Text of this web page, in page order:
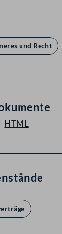
und Recht
HTML